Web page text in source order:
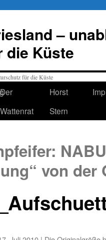
–
die Küste
Der
Wattenrat
Horst
Stern
von der